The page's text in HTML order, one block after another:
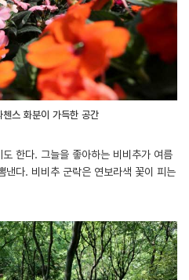
스 화분이 가득한 공간
한다. 그늘을 좋아하는 비비추가 여름
낸다. 비비추 군락은 연보라색 꽃이 피는